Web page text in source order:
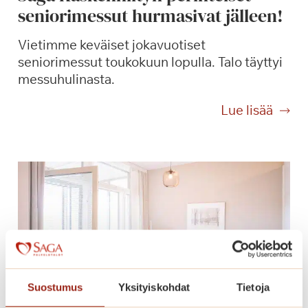
Suostumus Yksityiskohdat Tietoja
ä
ä
g
a
k
i
t
seniorimessut hurmasivat jälleen!
Vietimme keväiset jokavuotiset
seniorimessut toukokuun lopulla. Talo täyttyi
messuhulinasta.
Lue lisää
S
a
k
n